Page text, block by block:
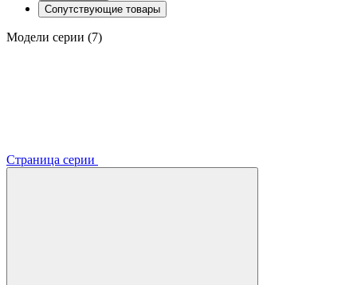
Сопутствующие товары
Модели серии (7)
Страница серии